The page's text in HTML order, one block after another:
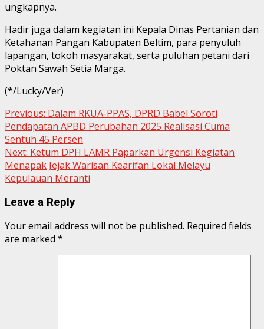
ungkapnya.
Hadir juga dalam kegiatan ini Kepala Dinas Pertanian dan
Ketahanan Pangan Kabupaten Beltim, para penyuluh
lapangan, tokoh masyarakat, serta puluhan petani dari
Poktan Sawah Setia Marga.
(*/Lucky/Ver)
Continue
Reading
Previous: Dalam RKUA-PPAS, DPRD Babel Soroti
Pendapatan APBD Perubahan 2025 Realisasi Cuma
Sentuh 45 Persen
Next: Ketum DPH LAMR Paparkan Urgensi Kegiatan
Menapak Jejak Warisan Kearifan Lokal Melayu
Kepulauan Meranti
Leave a Reply
Your email address will not be published. Required fields
are marked *